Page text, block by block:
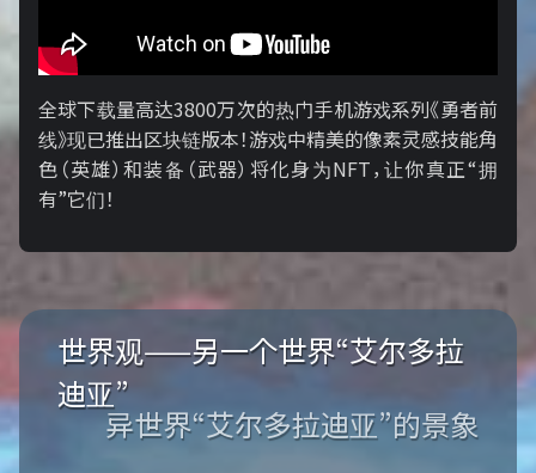
全球下载量高达3800万次的热门手机游戏系列《勇者前
线》现已推出区块链版本！游戏中精美的像素灵感技能角
色（英雄）和装备（武器）将化身为NFT，让你真正“拥
有”它们！
世界观——另一个世界“艾尔多拉
迪亚”
异世界“艾尔多拉迪亚”的景象